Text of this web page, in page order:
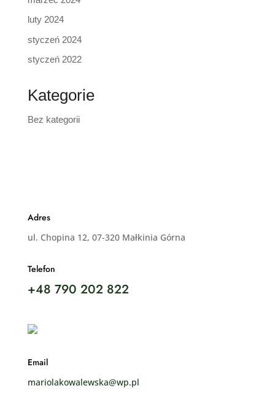
luty 2024
styczeń 2024
styczeń 2022
Kategorie
Bez kategorii
Adres
ul. Chopina 12, 07-320 Małkinia Górna
Telefon
+48 790 202 822
Email
mariolakowalewska@wp.pl